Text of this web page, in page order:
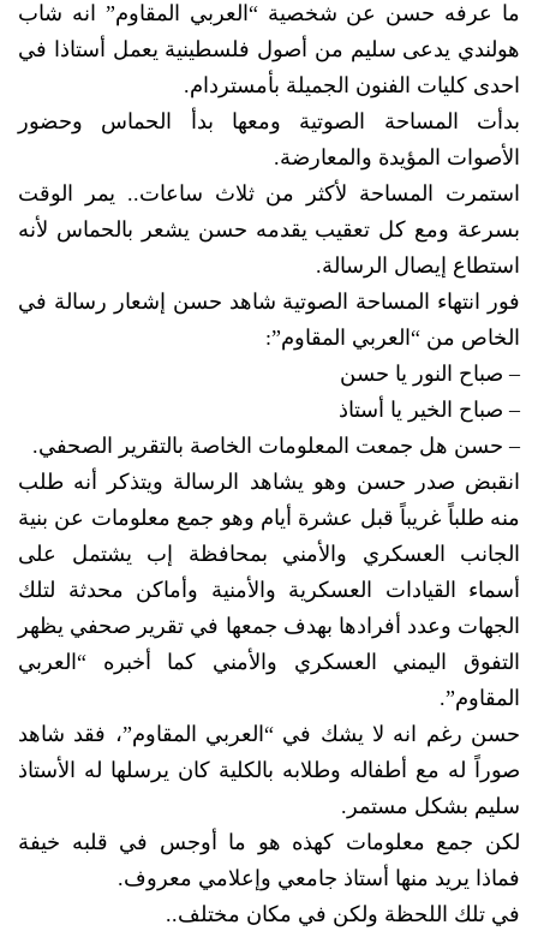
ما عرفه حسن عن شخصية “العربي المقاوم” انه شاب
هولندي يدعى سليم من أصول فلسطينية يعمل أستاذا في
احدى كليات الفنون الجميلة بأمستردام.
بدأت المساحة الصوتية ومعها بدأ الحماس وحضور
الأصوات المؤيدة والمعارضة.
استمرت المساحة لأكثر من ثلاث ساعات.. يمر الوقت
بسرعة ومع كل تعقيب يقدمه حسن يشعر بالحماس لأنه
استطاع إيصال الرسالة.
فور انتهاء المساحة الصوتية شاهد حسن إشعار رسالة في
الخاص من “العربي المقاوم”:
– صباح النور يا حسن
– صباح الخير يا أستاذ
– حسن هل جمعت المعلومات الخاصة بالتقرير الصحفي.
انقبض صدر حسن وهو يشاهد الرسالة ويتذكر أنه طلب
منه طلباً غريباً قبل عشرة أيام وهو جمع معلومات عن بنية
الجانب العسكري والأمني بمحافظة إب يشتمل على
أسماء القيادات العسكرية والأمنية وأماكن محدثة لتلك
الجهات وعدد أفرادها بهدف جمعها في تقرير صحفي يظهر
التفوق اليمني العسكري والأمني كما أخبره “العربي
المقاوم”.
حسن رغم انه لا يشك في “العربي المقاوم”، فقد شاهد
صوراً له مع أطفاله وطلابه بالكلية كان يرسلها له الأستاذ
سليم بشكل مستمر.
لكن جمع معلومات كهذه هو ما أوجس في قلبه خيفة
فماذا يريد منها أستاذ جامعي وإعلامي معروف.
في تلك اللحظة ولكن في مكان مختلف..